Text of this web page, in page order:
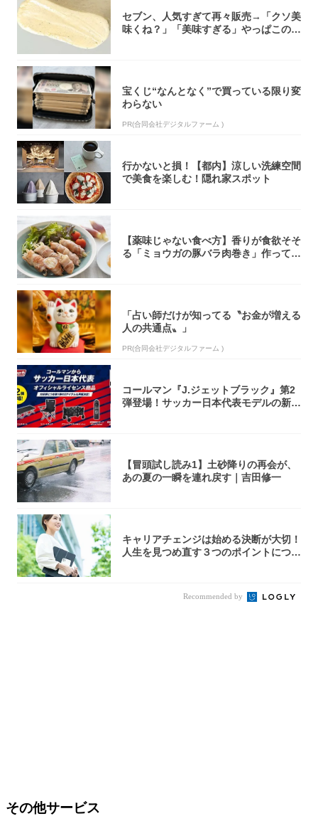
セブン、人気すぎて再々販売→「クソ美
味くね？」「美味すぎる」やっぱこのク
宝くじ“なんとなく”で買っている限り変
わらない
PR(合同会社デジタルファーム )
行かないと損！【都内】涼しい洗練空間
で美食を楽しむ！隠れ家スポット
【薬味じゃない食べ方】香りが食欲そそ
る「ミョウガの豚バラ肉巻き」作ってみ
「占い師だけが知ってる〝お金が増える
人の共通点〟」
PR(合同会社デジタルファーム )
コールマン『J.ジェットブラック』第2
弾登場！サッカー日本代表モデルの新作
【冒頭試し読み1】土砂降りの再会が、
あの夏の一瞬を連れ戻す｜吉田修一
キャリアチェンジは始める決断が大切！
人生を見つめ直す３つのポイントについ
Recommended by
その他サービス